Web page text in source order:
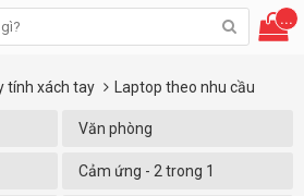
...
tính xách tay Laptop theo nhu cầu
Văn phòng
Cảm ứng - 2 trong 1